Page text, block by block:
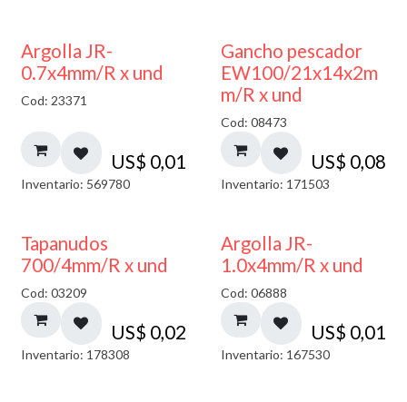
Argolla JR-
0.7x4mm/R x und
Cod: 23371
US$ 0,01
Inventario: 569780
Gancho pescador
EW100/21x14x2m
m/R x und
Cod: 08473
US$ 0,08
Inventario: 171503
Tapanudos
700/4mm/R x und
Cod: 03209
US$ 0,02
Inventario: 178308
Argolla JR-
1.0x4mm/R x und
Cod: 06888
US$ 0,01
Inventario: 167530